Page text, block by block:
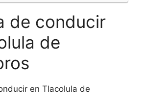
de conducir
de